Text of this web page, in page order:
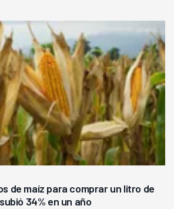
de maíz para comprar un litro de
34% en un año